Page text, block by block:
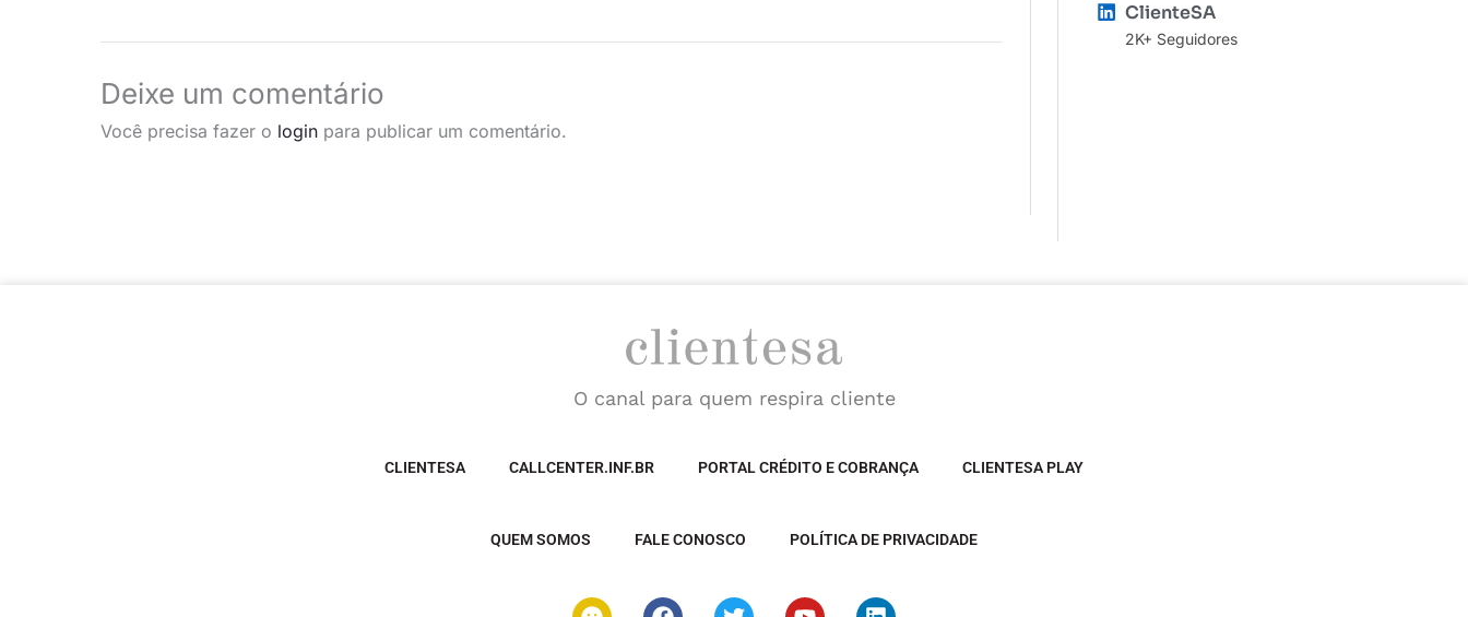
Deixe um comentário
Você precisa fazer o login para publicar um comentário.
ClienteSA
2K+ Seguidores
O canal para quem respira cliente
CLIENTESA CALLCENTER.INF.BR PORTAL CRÉDITO E COBRANÇA CLIENTESA PLAY
QUEM SOMOS FALE CONOSCO POLÍTICA DE PRIVACIDADE
S
F
T
Y
L